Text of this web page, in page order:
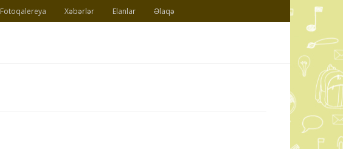
Fotoqalereya Xəbərlər Elanlar Əlaqə